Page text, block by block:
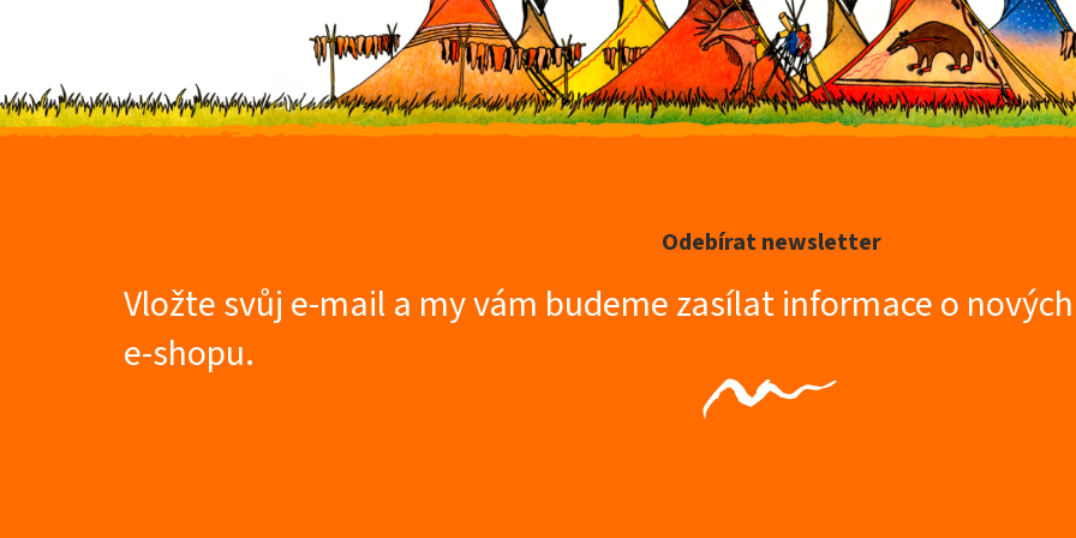
Odebírat newsletter
Vložte svůj e-mail a my vám budeme zasílat informace o
e-shopu.